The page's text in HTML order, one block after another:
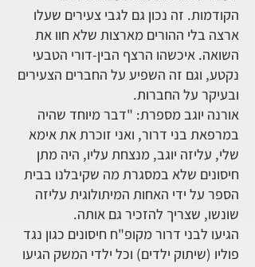
הקודמות. זה נכון גם לגבי צעירים שעלו
ארצה בלי ההורים מארצות שלא חוו את
השואה. איכשהו הרצף הבין-דורי הטבעי
נקטע, וגם זה השפיע על החברים הצעירים
ובעיקר על החברות.
אורנה יוגב מספרת: "דבר מיוחד שהיה
במרפאת בני דרור, ואני זוכרת את אימא
שלי, עליזה יוגב, מנצחת עליו, היה מתן
חיסונים שלא במסגרת מה שקיבלנו בבית
הספר על ידי האחות המיתולוגית עליזה
שונשו, שצריך להזכיר גם אותה.
הגיעו לבני דרור מקופ"ח חיסונים כגון נגד
פוליו (שיתוק ילדים) וכל ילדי המשק הגיעו